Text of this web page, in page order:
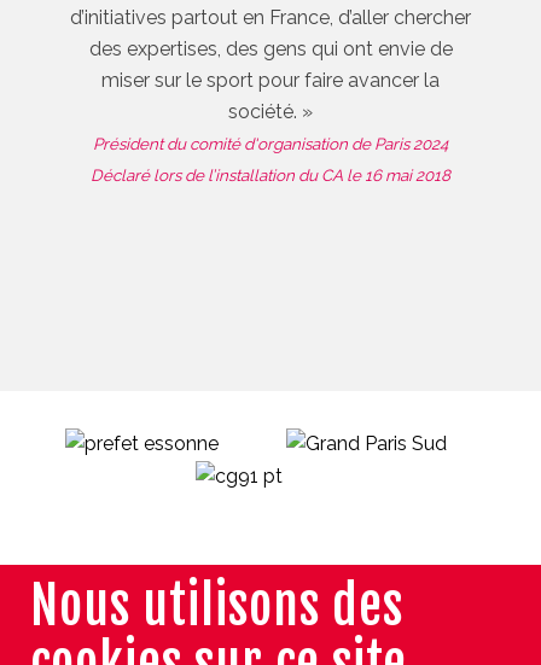
d’initiatives partout en France, d’aller chercher
des expertises, des gens qui ont envie de
miser sur le sport pour faire avancer la
société. »
Président du comité d'organisation de Paris 2024
Déclaré lors de l’installation du CA le 16 mai 2018
Nous utilisons des